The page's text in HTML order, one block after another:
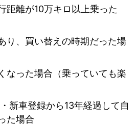
距離が10万キロ以上乗った
り、買い替えの時期だった場
なった場合（乗っていても楽
新車登録から13年経過して自
た場合